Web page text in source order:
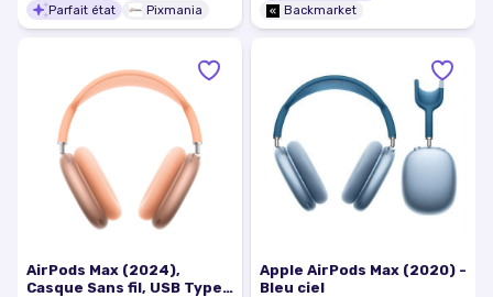
Parfait état
Pixmania
Backmarket
AirPods Max (2024),
Casque Sans fil, USB Type-
Apple AirPods Max (2020) -
Bleu ciel